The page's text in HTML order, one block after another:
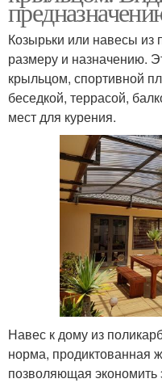
Козырьки или навесы из
размеру и назначению.
крыльцом, спортивной
беседкой, террасой,
мест для курения.
Навес к дому из
норма, продиктованная
позволяющая экономить